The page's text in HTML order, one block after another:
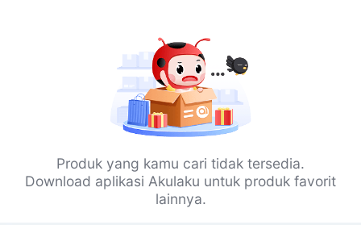
Produk yang kamu cari tidak tersedia.
Download aplikasi Akulaku untuk produk favorit
lainnya.